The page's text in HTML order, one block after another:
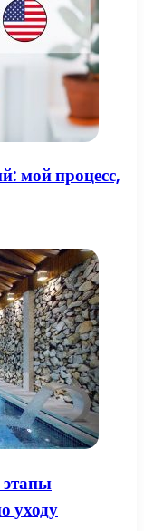
мой процесс,
этапы
уходу